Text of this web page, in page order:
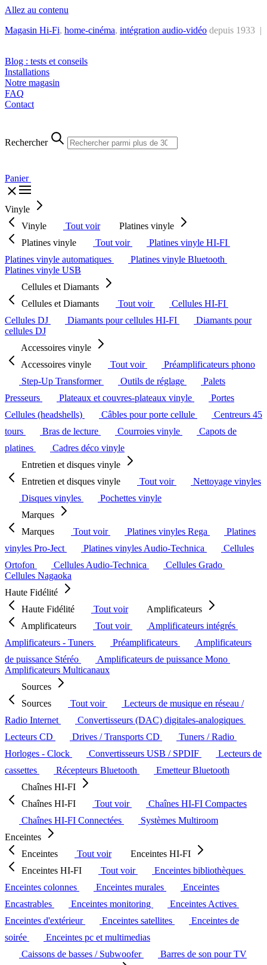
Allez au contenu
Magasin Hi-Fi, home-cinéma, intégration audio-vidéo depuis 1933 |
Blog : tests et conseils
Installations
Notre magasin
FAQ
Contact
Rechercher
Panier
Vinyle
Vinyle
Tout voir
Platines vinyle
Platines vinyle
Tout voir
Platines vinyle HI-FI
Platines vinyle automatiques
Platines vinyle Bluetooth
Platines vinyle USB
Cellules et Diamants
Cellules et Diamants
Tout voir
Cellules HI-FI
Cellules DJ
Diamants pour cellules HI-FI
Diamants pour
cellules DJ
Accessoires vinyle
Accessoires vinyle
Tout voir
Préamplificateurs phono
Step-Up Transformer
Outils de réglage
Palets
Presseurs
Plateaux et couvres-plateaux vinyle
Portes
Cellules (headshells)
Câbles pour porte cellule
Centreurs 45
tours
Bras de lecture Courroies vinyle
Capots de
platines
Cadres déco vinyle
Entretien et disques vinyle
Entretien et disques vinyle
Tout voir
Nettoyage vinyles
Disques vinyles
Pochettes vinyle
Marques
Marques
Tout voir Platines vinyles Rega
Platines
vinyles Pro-Ject
Platines vinyles Audio-Technica
Cellules
Ortofon
Cellules Audio-Technica
Cellules Grado
Cellules Nagaoka
Haute Fidélité
Haute Fidélité
Tout voir
Amplificateurs
Amplificateurs
Tout voir
Amplificateurs intégrés
Amplificateurs - Tuners
Préamplificateurs
Amplificateurs
de puissance Stéréo
Amplificateurs de puissance Mono
Amplificateurs Multicanaux
Sources
Sources
Tout voir
Lecteurs de musique en réseau /
Radio Internet
Convertisseurs (DAC) digitales-analogiques
Lecteurs CD
Drives / Transports CD
Tuners / Radio
Horloges - Clock
Convertisseurs USB / SPDIF
Lecteurs de
cassettes
Récepteurs Bluetooth
Emetteur Bluetooth
Chaînes HI-FI
Chaînes HI-FI
Tout voir
Chaînes HI-FI Compactes
Chaînes HI-FI Connectées
Systèmes Multiroom
Enceintes
Enceintes
Tout voir
Enceintes HI-FI
Enceintes HI-FI
Tout voir
Enceintes bibliothèques
Enceintes colonnes
Enceintes murales
Enceintes
Encastrables
Enceintes monitoring
Enceintes Actives
Enceintes d'extérieur
Enceintes satellites
Enceintes de
soirée
Enceintes pc et multimedias
Caissons de basses / Subwoofer
Barres de son pour TV